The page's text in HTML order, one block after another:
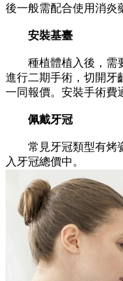
後一般需配合使用消炎
安裝基臺
種植體植入後，需要
進行二期手術，切開牙
一同報價。安裝手術費
佩戴牙冠
常見牙冠類型有烤瓷
入牙冠總價中。